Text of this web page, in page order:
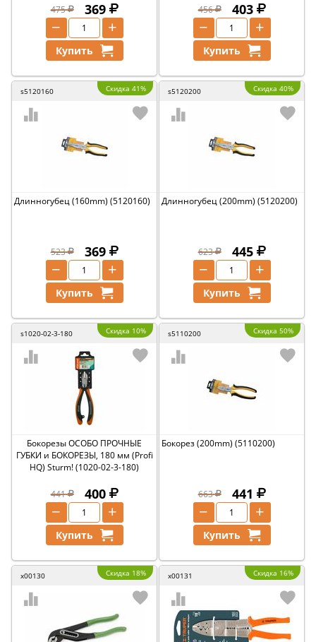
475 369
+
−
Купить
456 403
+
−
Купить
s5120160 Скидка 41%
Длинногубец (160mm) (5120160)
523 369
+
−
Купить
s5120200 Скидка 40%
Длинногубец (200mm) (5120200)
623 445
+
−
Купить
s1020-02-3-180 Скидка 10%
Бокорезы ОСОБО ПРОЧНЫЕ
ГУБКИ и БОКОРЕЗЫ, 180 мм (Profi
HQ) Sturm! (1020-02-3-180)
441 400
+
−
Купить
s5110200 Скидка 50%
Бокорез (200mm) (5110200)
663 441
+
−
Купить
x00130 Скидка 18% x00131 Скидка 16%